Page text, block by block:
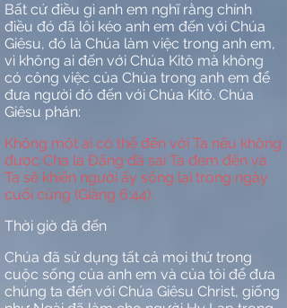
Bất cứ điều gì anh em nghĩ rằng chính
điều đó đã lôi kéo anh em đến với Chúa
Giêsu, đó là Chúa làm việc trong anh em,
vì không ai đến với Chúa Kitô mà không
có công việc của Chúa trong anh em để
đưa người đó đến với Chúa Kitô. Chúa
Giêsu phán:
Không một ai có thể đến với Ta nếu không
được Cha là Đấng đã sai Ta đem đến và
Ta sẽ khiến người ấy sống lại trong ngày
cuối cùng (Giăng 6:44).
Thời giờ đã đến
Chúa đã sử dụng tất cả mọi thứ trong
cuộc sống của anh em và của tôi để đưa
chúng ta đến với Chúa Giêsu Christ, giống